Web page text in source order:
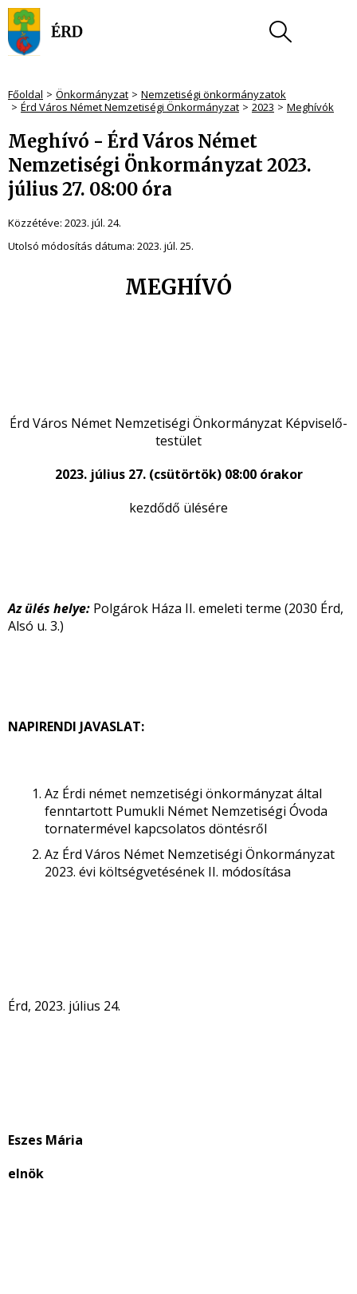
Főoldal Önkormányzat
Nemzetiségi önkormányzatok
Érd Város Német Nemzetiségi Önkormányzat
2023 Meghívók
Meghívó - Érd Város Német
Nemzetiségi Önkormányzat 2023.
július 27. 08:00 óra
Közzétéve: 2023. júl. 24.
Utolsó módosítás dátuma: 2023. júl. 25.
MEGHÍVÓ
Érd Város Német Nemzetiségi Önkormányzat Képviselő-
testület
2023. július 27. (csütörtök) 08:00 órakor
kezdődő ülésére
Az ülés helye: Polgárok Háza II. emeleti terme (2030 Érd,
Alsó u. 3.)
NAPIRENDI JAVASLAT:
Az Érdi német nemzetiségi önkormányzat által
fenntartott Pumukli Német Nemzetiségi Óvoda
tornatermével kapcsolatos döntésről
Az Érd Város Német Nemzetiségi Önkormányzat
2023. évi költségvetésének II. módosítása
Érd, 2023. július 24.
Eszes Mária
elnök